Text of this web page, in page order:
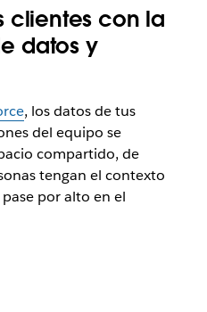
clientes con la
datos y
, los datos de tus
del equipo se
compartido, de
tengan el contexto
por alto en el